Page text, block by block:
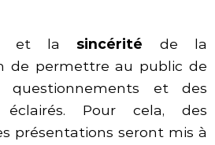
et la sincérité de la
de permettre au public de
questionnements et des
éclairés. Pour cela, des
présentations seront mis à